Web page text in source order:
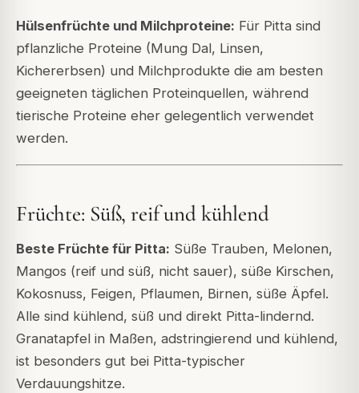
Hülsenfrüchte und Milchproteine: Für Pitta sind
pflanzliche Proteine (Mung Dal, Linsen,
Kichererbsen) und Milchprodukte die am besten
geeigneten täglichen Proteinquellen, während
tierische Proteine eher gelegentlich verwendet
werden.
Früchte: Süß, reif und kühlend
Beste Früchte für Pitta: Süße Trauben, Melonen,
Mangos (reif und süß, nicht sauer), süße Kirschen,
Kokosnuss, Feigen, Pflaumen, Birnen, süße Äpfel.
Alle sind kühlend, süß und direkt Pitta-lindernd.
Granatapfel in Maßen, adstringierend und kühlend,
ist besonders gut bei Pitta-typischer
Verdauungshitze.